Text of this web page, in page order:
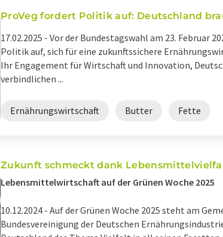
ProVeg fordert Politik auf: Deutschland
17.02.2025 - Vor der Bundestagswahl am 23. Februar
Politik auf, sich für eine zukunftssichere
Ihr Engagement für Wirtschaft und Innovation,
verbindlichen ...
Ernährungswirtschaft Butter Fette
Zukunft schmeckt dank
Lebensmittelwirtschaft auf der Grünen Woche 2025
10.12.2024 - Auf der Grünen Woche 2025 steht am
Bundesvereinigung der Deutschen